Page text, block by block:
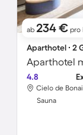
ab 234 € pro
Aparthotel ∙ 2
4.8
Cielo de
Sauna